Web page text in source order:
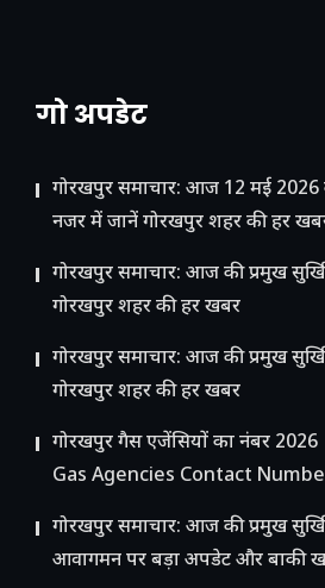
गो अपडेट
गोरखपुर समाचार: आज 12 मई 2026
नजर में जानें गोरखपुर शहर की हर
गोरखपुर समाचार: आज की प्रमुख
गोरखपुर शहर की हर खबर
गोरखपुर समाचार: आज की प्रमुख
गोरखपुर शहर की हर खबर
गोरखपुर गैस एजेंसियों का नंबर
Gas Agencies Contact
गोरखपुर समाचार: आज की प्रमुख
आवागमन पर बड़ा अपडेट और बाकी